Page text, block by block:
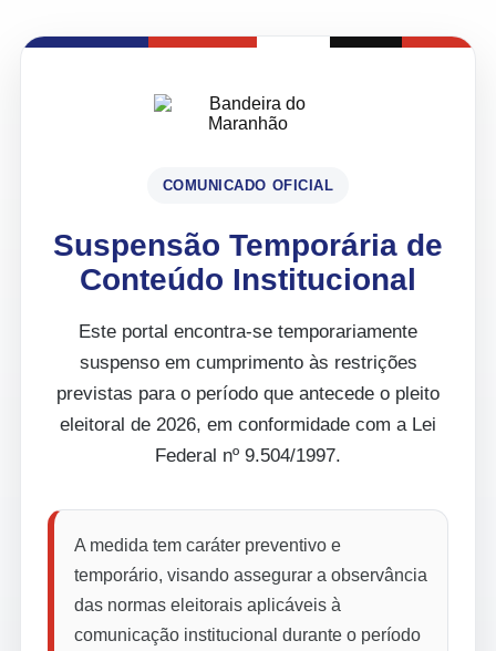
COMUNICADO OFICIAL
Suspensão Temporária de
Conteúdo Institucional
Este portal encontra-se temporariamente
suspenso em cumprimento às restrições
previstas para o período que antecede o pleito
eleitoral de 2026, em conformidade com a Lei
Federal nº 9.504/1997.
A medida tem caráter preventivo e
temporário, visando assegurar a observância
das normas eleitorais aplicáveis à
comunicação institucional durante o período